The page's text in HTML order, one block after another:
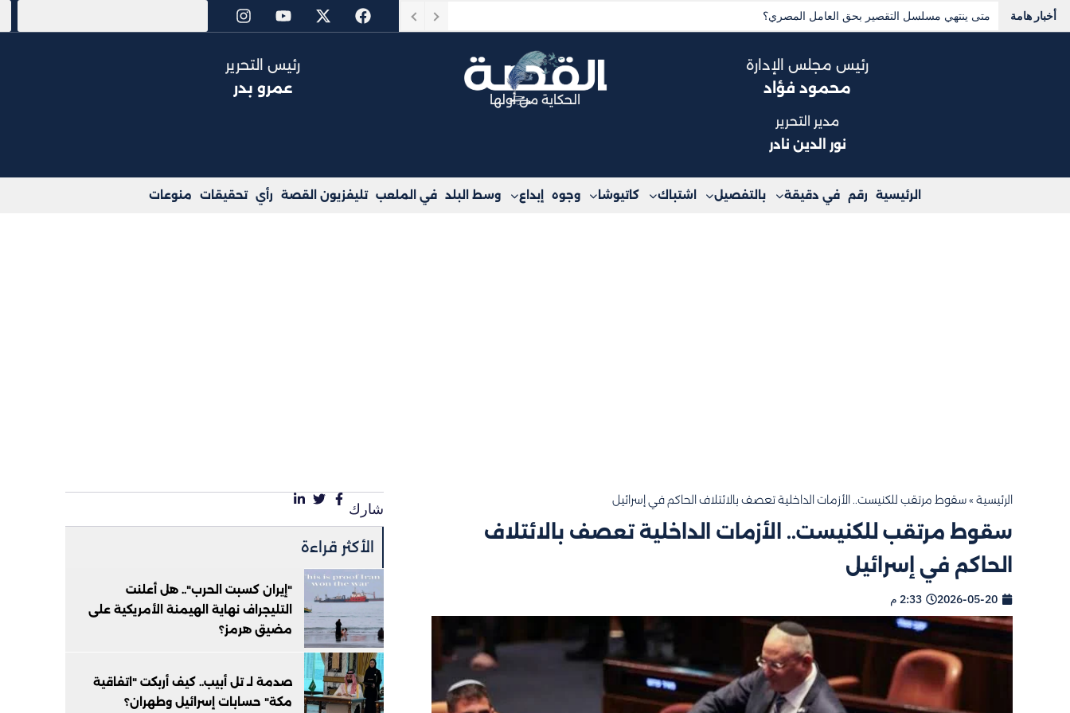
أخبار هامة هيثم الحريري لـ “القصة”: الحياة السياسية في مصر أصبحت صحراء جرداء
رئيس مجلس الإدارة
محمود فؤاد
مدير التحرير
نور الدين نادر
الحكاية من أولها
رئيس التحرير
عمرو بدر
الرئيسية رقم في دقيقة بالتفصيل اشتباك كاتيوشا وجوه إبداع وسط البلد في الملعب تليفزيون القصة رأي تحقيقات منوعات
الرئيسية »سقوط مرتقب للكنيست.. الأزمات الداخلية تعصف بالائتلاف الحاكم في إسرائيل
سقوط مرتقب للكنيست.. الأزمات الداخلية تعصف بالائتلاف
الحاكم في إسرائيل
2026-05-20 2:33 م
شارك
الأكثر قراءة
"إيران كسبت الحرب".. هل أعلنت
التليجراف نهاية الهيمنة الأمريكية على
مضيق هرمز؟
صدمة لـ تل أبيب.. كيف أربكت "اتفاقية
مكة" حسابات إسرائيل وطهران؟